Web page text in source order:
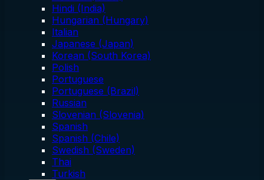
Hindi (India)
Hungarian (Hungary)
Italian
Japanese (Japan)
Korean (South Korea)
Polish
Portuguese
Portuguese (Brazil)
Russian
Slovenian (Slovenia)
Spanish
Spanish (Chile)
Swedish (Sweden)
Thai
Turkish